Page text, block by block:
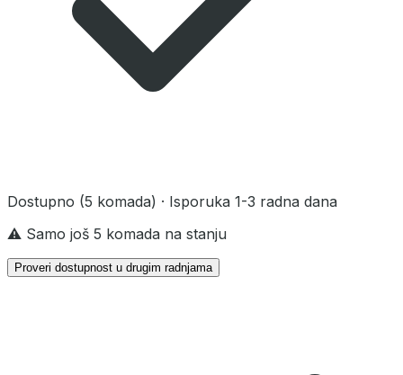
Dostupno (5 komada) · Isporuka 1-3 radna dana
⚠️ Samo još 5 komada na stanju
Proveri dostupnost u drugim radnjama